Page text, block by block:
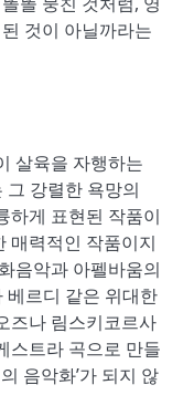
것이 아닐까라는
살육을 자행하는
강렬한 욕망의
하게 표현된 작품이
매력적인 작품이지
음악과 아펠바움의
베르디 같은 위대한
즈나 림스키코르사
스트라 곡으로 만들
음악화’가 되지 않